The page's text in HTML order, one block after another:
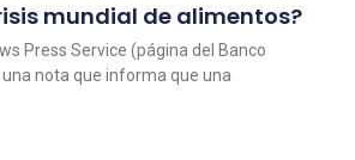
mundial de alimentos?
Press Service (página del Banco
nota que informa que una